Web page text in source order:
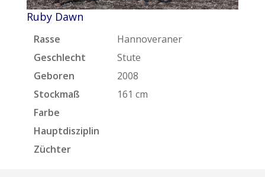
Ruby Dawn
Rasse
Hannoveraner
Geschlecht
Stute
Geboren
2008
Stockmaß
161 cm
Farbe
Hauptdisziplin
Züchter